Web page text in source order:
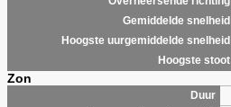
Gemiddelde snelheid
Hoogste uurgemiddelde snelheid
Hoogste stoot
Zon
Duur